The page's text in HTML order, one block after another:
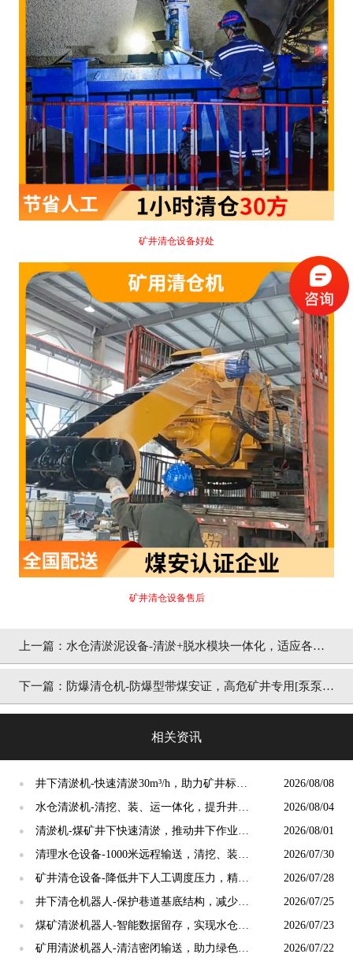
矿井清仓设备好处
矿井清仓设备售后
上一篇：水仓清淤泥设备-清淤+脱水模块一体化，适应各类
复杂煤矿水仓环境[泵泵达]
下一篇：防爆清仓机-防爆型带煤安证，高危矿井专用[泵泵
相关资讯
●
井下清淤机-快速清淤30m³/h，助力矿井标准
化生产建设[泵泵达]
2026/08/08
●
水仓清淤机-清挖、装、运一体化，提升井下
作业舒适化水平[泵泵达]
2026/08/04
●
清淤机-煤矿井下快速清淤，推动井下作业模
式革新[泵泵达]
2026/08/01
●
清理水仓设备-1000米远程输送，清挖、装
载、运输一体化作业 [泵泵达]
2026/07/30
●
矿井清仓设备-降低井下人工调度压力，精简
班组人力配置[泵泵达]
2026/07/28
●
井下清仓机器人-保护巷道基底结构，减少井
下基建损耗[泵泵达]
2026/07/25
●
煤矿清淤机器人-智能数据留存，实现水仓运
维精细化管理[泵泵达]
2026/07/23
●
矿用清淤机器人-清洁密闭输送，助力绿色矿
2026/07/22